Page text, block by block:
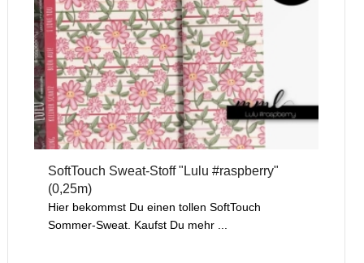
SoftTouch Sweat-Stoff "Lulu #raspberry"
(0,25m)
Hier bekommst Du einen tollen SoftTouch
Sommer-Sweat. Kaufst Du mehr ...